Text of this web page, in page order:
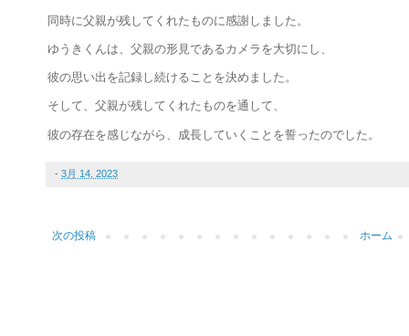
同時に父親が残してくれたものに感謝しました。
ゆうきくんは、父親の形見であるカメラを大切にし、
彼の思い出を記録し続けることを決めました。
そして、父親が残してくれたものを通して、
彼の存在を感じながら、成長していくことを誓ったのでした。
- 3月 14, 2023
次の投稿 ホーム